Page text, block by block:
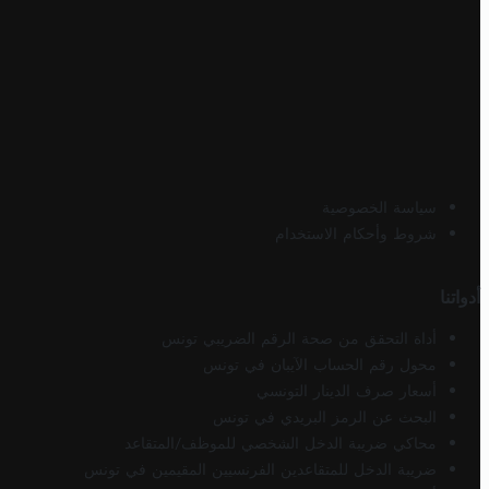
سياسة الخصوصية
شروط وأحكام الاستخدام
أدواتنا
أداة التحقق من صحة الرقم الضريبي تونس
محول رقم الحساب الآيبان في تونس
أسعار صرف الدينار التونسي
البحث عن الرمز البريدي في تونس
محاكي ضريبة الدخل الشخصي للموظف/المتقاعد
ضريبة الدخل للمتقاعدين الفرنسيين المقيمين في تونس